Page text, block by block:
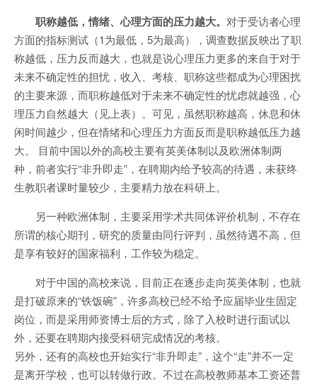
职称越低，情绪、心理方面的压力越大。 对于受访者心理
方面的指标测试（1为最低，5为最高），调查数据反映出了职
称越低，压力反而越大，也就是说心理压力更多的来自于对于
未来不确定性的担忧，收入、考核、职称这些都成为心理困扰
的主要来源，而职称越低对于未来不确定性的忧虑就越强，心
理压力自然越大（见上表）。可见，虽然职称越高，休息和休
闲时间越少，但在情绪和心理压力方面反而是职称越低压力越
大。 目前中国以外的高校主要有英美体制以及欧洲体制两
种，前者实行“非升即走”，在聘期内给予较高的待遇，未获终
生教职者课时量较少，主要精力放在科研上。
另一种欧洲体制，主要采用学术共同体评价机制，不存在
所谓的核心期刊，研究的质量由同行评判，虽然待遇不高，但
是享有较好的国家福利，工作较为稳定。
对于中国的高校来说，目前正在逐步走向英美体制，也就
是打破原来的“铁饭碗”，许多高校已经不给予应届毕业生固定
岗位，而是采用师资博士后的方式，除了入校时进行面试以
外，还要在聘期内接受科研完成情况的考核。
另外，还有的高校也开始实行“非升即走”，这个“走”并不一定
是离开学校，也可以转做行政。不过在高校教师基本工资还普